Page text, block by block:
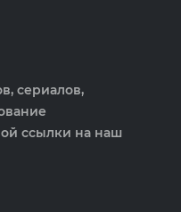
сериалов,
ссылки на наш